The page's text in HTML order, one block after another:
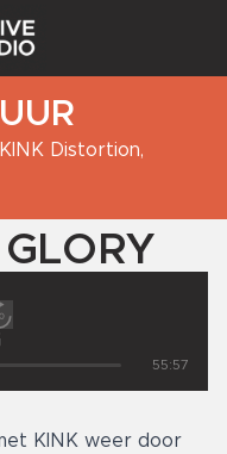
Distortion,
55:57
KINK weer door